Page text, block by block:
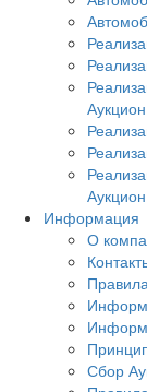
Аукцион
Аукцион
Информация
О
Сбор